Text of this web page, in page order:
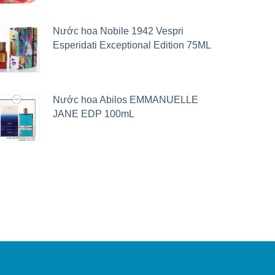
Nước hoa Nobile 1942 Vespri
Esperidati Exceptional Edition 75ML
Nước hoa Abilos EMMANUELLE
JANE EDP 100mL